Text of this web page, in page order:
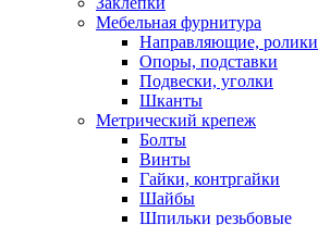
Мебельная фурнитура
Направляющие, ролики
Опоры, подставки
Подвески, уголки
Шканты
Метрический крепеж
Болты
Винты
Гайки, контргайки
Шайбы
Шпильки резьбовые